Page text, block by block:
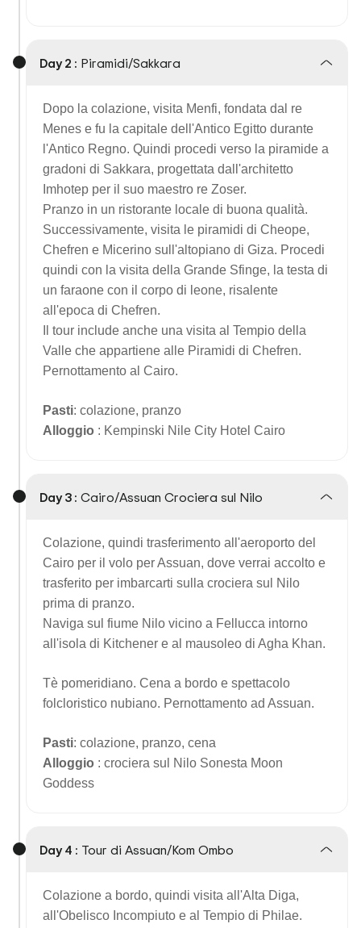
Day 2 : Piramidi/Sakkara
Dopo la colazione, visita Menfi, fondata dal re
Menes e fu la capitale dell'Antico Egitto durante
l'Antico Regno. Quindi procedi verso la piramide a
gradoni di Sakkara, progettata dall'architetto
Imhotep per il suo maestro re Zoser.
Pranzo in un ristorante locale di buona qualità.
Successivamente, visita le piramidi di Cheope,
Chefren e Micerino sull'altopiano di Giza. Procedi
quindi con la visita della Grande Sfinge, la testa di
un faraone con il corpo di leone, risalente
all'epoca di Chefren.
Il tour include anche una visita al Tempio della
Valle che appartiene alle Piramidi di Chefren.
Pernottamento al Cairo.
Pasti: colazione, pranzo
Alloggio : Kempinski Nile City Hotel Cairo
Day 3 : Cairo/Assuan Crociera sul Nilo
Colazione, quindi trasferimento all'aeroporto del
Cairo per il volo per Assuan, dove verrai accolto e
trasferito per imbarcarti sulla crociera sul Nilo
prima di pranzo.
Naviga sul fiume Nilo vicino a Fellucca intorno
all'isola di Kitchener e al mausoleo di Agha Khan.
Tè pomeridiano. Cena a bordo e spettacolo
folcloristico nubiano. Pernottamento ad Assuan.
Pasti: colazione, pranzo, cena
Alloggio : crociera sul Nilo Sonesta Moon
Goddess
Day 4 : Tour di Assuan/Kom Ombo
Colazione a bordo, quindi visita all'Alta Diga,
all'Obelisco Incompiuto e al Tempio di Philae.